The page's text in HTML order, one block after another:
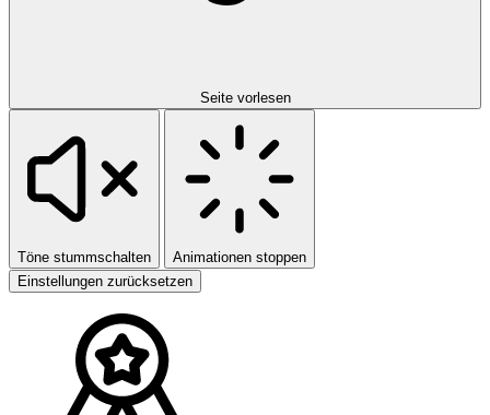
Seite vorlesen
Töne stummschalten
Animationen stoppen
Einstellungen zurücksetzen